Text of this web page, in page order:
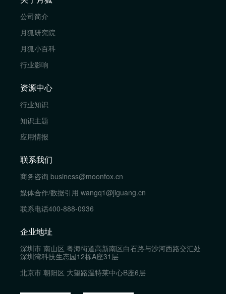
公司简介
月狐研究院
月狐小百科
行业影响
资源中心
行业知识
知识主题
应用情报
联系我们
商务咨询 business@moonfox.cn
媒体合作/数据引用 wangq1@jiguang.cn
联系电话400-888-0936
企业地址
深圳市 南山区 粤海街道高新南区白石路与沙河西路交汇处
深圳湾科技生态园12栋A座31层
北京市 朝阳区 大望路温特莱中心B座6层